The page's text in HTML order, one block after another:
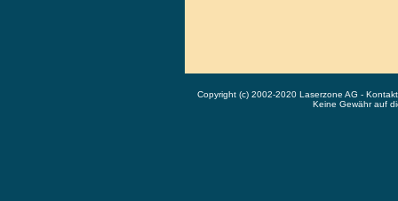
Copyright (c) 2002-2020 Laserzone AG -
Keine Gewähr auf